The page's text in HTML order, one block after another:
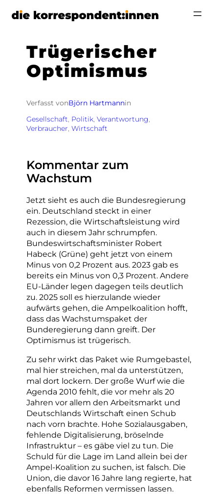
Zum
Trügerischer
Optimismus
Verfasst vonBjörn Hartmannin
Gesellschaft, Politik, Verantwortung
Verbraucher, Wirtschaft
Kommentar zum
Wachstum
Jetzt sieht es auch die Bundesregierung
ein. Deutschland steckt in einer
Rezession, die Wirtschaftsleistung wird
auch in diesem Jahr schrumpfen.
Bundeswirtschaftsminister Robert
Habeck (Grüne) geht jetzt von einem
Minus von 0,2 Prozent aus. 2023 gab es
bereits ein Minus von 0,3 Prozent. Andere
EU-Länder legen dagegen teils deutlich
zu. 2025 soll es hierzulande wieder
aufwärts gehen, die Ampelkoalition hofft,
dass das Wachstumspaket der
Bunderegierung dann greift. Der
Optimismus ist trügerisch.
Zu sehr wirkt das Paket wie Rumgebastel,
mal hier streichen, mal da unterstützen,
mal dort lockern. Der große Wurf wie die
Agenda 2010 fehlt, die vor mehr als 20
Jahren vor allem den Arbeitsmarkt und
Deutschlands Wirtschaft einen Schub
nach vorn brachte. Hohe Sozialausgaben,
fehlende Digitalisierung, bröselnde
Infrastruktur – es gäbe viel zu tun. Die
Schuld für die Lage im Land allein bei der
Ampel-Koalition zu suchen, ist falsch. Die
Union, die davor 16 Jahre lang regierte, hat
ebenfalls Reformen vermissen lassen.